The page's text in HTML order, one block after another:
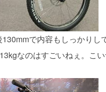
で内容もしっかりし
なのはすごいねぇ。こ